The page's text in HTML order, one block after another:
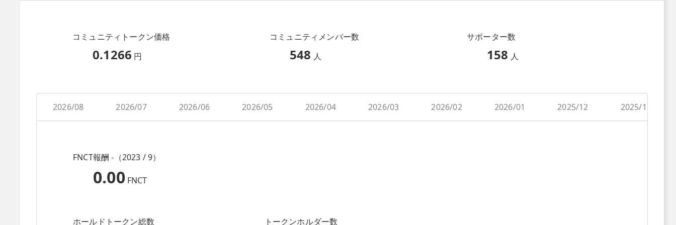
コミュニティトークン価格
0.1266 円
コミュニティメンバー数
548 人
サポーター数
158 人
2026/08 2026/07 2026/06 2026/05 2026/04 2026/03 2026/02 2026/01 2025/12 2025/11
FNCT報酬 -（2023 / 9）
0.00 FNCT
ホールドトークン総数 トークンホルダー数